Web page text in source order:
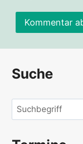
Alternative:
Suche
Suchen